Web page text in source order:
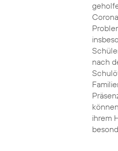
nach
ihrem